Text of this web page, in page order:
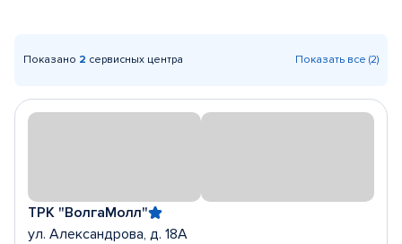
Показано 2 сервисных центра Показать все (2)
ТРК "ВолгаМолл"
ул. Александрова, д. 18А